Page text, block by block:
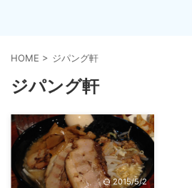
HOME > ジパング軒
ジパング軒
2015/5/2